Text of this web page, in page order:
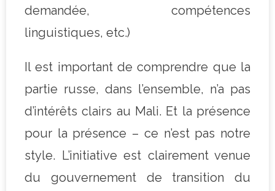
demandée, compétences
linguistiques, etc.)
Il est important de comprendre que la
partie russe, dans l’ensemble, n’a pas
d’intérêts clairs au Mali. Et la présence
pour la présence – ce n’est pas notre
style. L’initiative est clairement venue
du gouvernement de transition du